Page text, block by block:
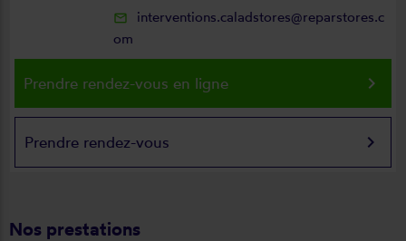
mail_outline
interventions.caladstores@reparstores.c
om
Prendre rendez-vous en ligne keyboard_arrow_right
Prendre rendez-vous keyboard_arrow_right
Nos prestations